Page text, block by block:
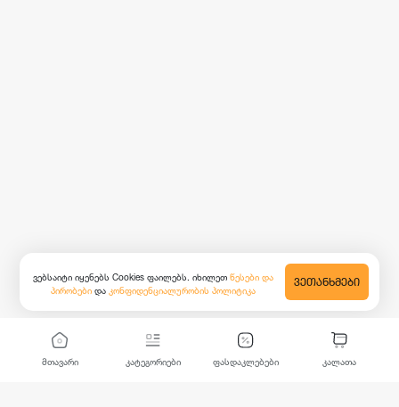
მთავარი კატეგორიები ფასდაკლებები კალათა
ვებსაიტი იყენებს Cookies ფაილებს. იხილეთ წესები და
პირობები და კონფიდენციალურობის პოლიტიკა
ᲕᲔᲗᲐᲜᲮᲛᲔᲑᲘ